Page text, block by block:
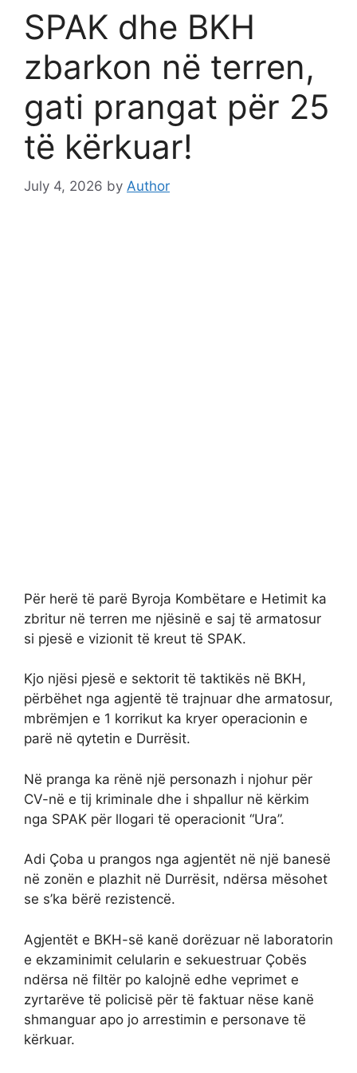
SPAK dhe BKH
zbarkon në terren,
gati prangat për 25
të kërkuar!
July 4, 2026 by Author
Për herë të parë Byroja Kombëtare e Hetimit ka
zbritur në terren me njësinë e saj të armatosur
si pjesë e vizionit të kreut të SPAK.
Kjo njësi pjesë e sektorit të taktikës në BKH,
përbëhet nga agjentë të trajnuar dhe armatosur,
mbrëmjen e 1 korrikut ka kryer operacionin e
parë në qytetin e Durrësit.
Në pranga ka rënë një personazh i njohur për
CV-në e tij kriminale dhe i shpallur në kërkim
nga SPAK për llogari të operacionit “Ura”.
Adi Çoba u prangos nga agjentët në një banesë
në zonën e plazhit në Durrësit, ndërsa mësohet
se s’ka bërë rezistencë.
Agjentët e BKH-së kanë dorëzuar në laboratorin
e ekzaminimit celularin e sekuestruar Çobës
ndërsa në filtër po kalojnë edhe veprimet e
zyrtarëve të policisë për të faktuar nëse kanë
shmanguar apo jo arrestimin e personave të
kërkuar.